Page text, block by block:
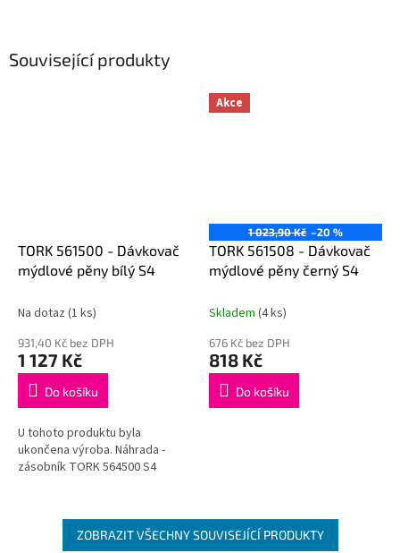
Související produkty
TORK 561500 - Dávkovač
mýdlové pěny bílý S4
Na dotaz (1 ks)
931,40 Kč bez DPH
1 127 Kč
Do košíku
U tohoto produktu byla
ukončena výroba. Náhrada -
zásobník TORK 564500 S4
Akce
1 023,90 Kč –20 %
TORK 561508 - Dávkovač
mýdlové pěny černý S4
Skladem (4 ks)
676 Kč bez DPH
818 Kč
Do košíku
ZOBRAZIT VŠECHNY SOUVISEJÍCÍ PRODUKTY